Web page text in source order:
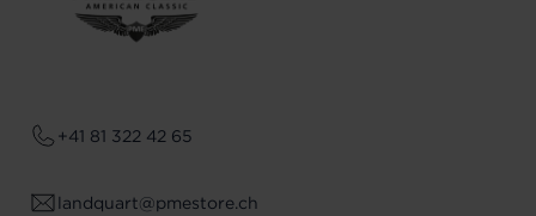
+41 81 322 42 65
landquart@pmestore.ch